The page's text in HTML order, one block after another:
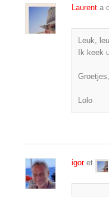
Laurent a
Leuk,
Ik keek
Groetjes,
Lolo
igoret